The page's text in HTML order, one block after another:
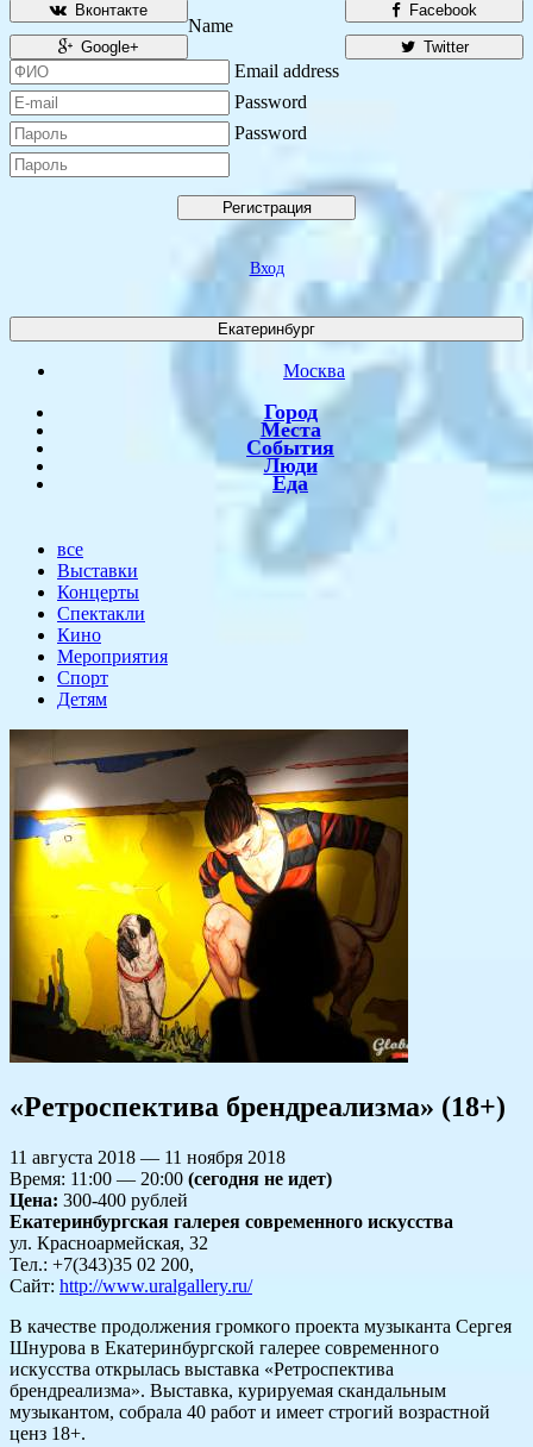
Facebook
Вконтакте
Twitter
Google+
Name
Email address
Password
Password
Регистрация
Вход
Екатеринбург
Москва
Город
Места
События
Люди
Еда
все
Выставки
Концерты
Спектакли
Кино
Мероприятия
Спорт
Детям
«Ретроспектива брендреализма» (18+)
11 августа 2018 — 11 ноября 2018
Время: 11:00 — 20:00 (сегодня не идет)
Цена: 300-400 рублей
Екатеринбургская галерея современного искусства
ул. Красноармейская, 32
Тел.: +7(343)35 02 200,
Сайт: http://www.uralgallery.ru/
В качестве продолжения громкого проекта музыканта Сергея
Шнурова в Екатеринбургской галерее современного
искусства открылась выставка «Ретроспектива
брендреализма». Выставка, курируемая скандальным
музыкантом, собрала 40 работ и имеет строгий возрастной
ценз 18+.